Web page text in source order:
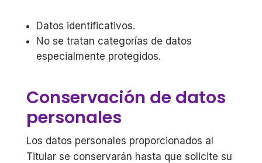
Datos identificativos.
No se tratan categorías de datos
especialmente protegidos.
Conservación de datos
personales
Los datos personales proporcionados al
Titular se conservarán hasta que solicite su